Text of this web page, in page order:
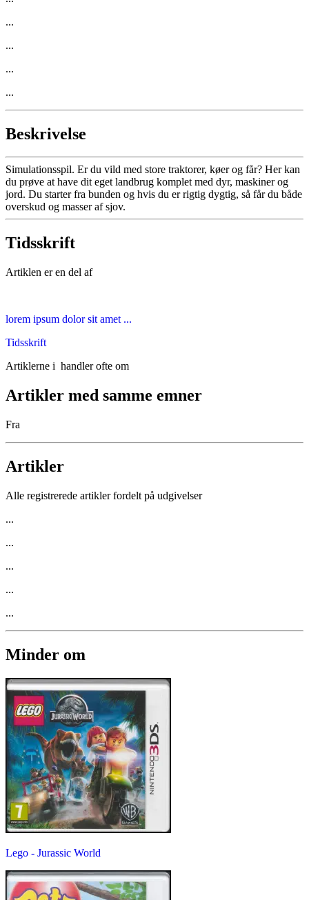
...
...
...
...
Beskrivelse
Simulationsspil. Er du vild med store traktorer, køer og får? Her kan
du prøve at have dit eget landbrug komplet med dyr, maskiner og
jord. Du starter fra bunden og hvis du er rigtig dygtig, så får du både
overskud og masser af sjov.
Tidsskrift
Artiklen er en del af
lorem ipsum dolor sit amet ...
Tidsskrift
Artiklerne i handler ofte om
Artikler med samme emner
Fra
Artikler
Alle registrerede artikler fordelt på udgivelser
...
...
...
...
...
Minder om
Lego - Jurassic World